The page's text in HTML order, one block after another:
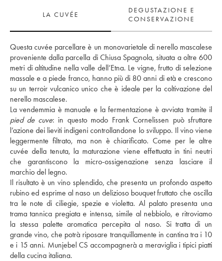
LA CUVÉE
DEGUSTAZIONE E
CONSERVAZIONE
Questa cuvée parcellare è un monovarietale di nerello mascalese
proveniente dalla parcella di Chiusa Spagnola, situata a oltre 600
metri di altitudine nella valle dell’Etna. Le vigne, frutto di selezione
massale e a piede franco, hanno più di 80 anni di età e crescono
su un terroir vulcanico unico che è ideale per la coltivazione del
nerello mascalese.
pied de cuve: in questo modo Frank Cornelissen può sfruttare
l’azione dei lieviti indigeni controllandone lo sviluppo. Il vino viene
leggermente filtrato, ma non è chiarificato. Come per le altre
cuvée della tenuta, la maturazione viene effettuata in tini neutri
che garantiscono la micro-ossigenazione senza lasciare il
marchio del legno.
Il risultato è un vino splendido, che presenta un profondo aspetto
rubino ed esprime al naso un delizioso bouquet fruttato che oscilla
tra le note di ciliegie, spezie e violetta. Al palato presenta una
trama tannica pregiata e intensa, simile al nebbiolo, e ritroviamo
la stessa palette aromatica percepita al naso. Si tratta di un
grande vino, che potrà riposare tranquillamente in cantina tra i 10
e i 15 anni. Munjebel CS accompagnerà a meraviglia i tipici piatti
della cucina italiana.